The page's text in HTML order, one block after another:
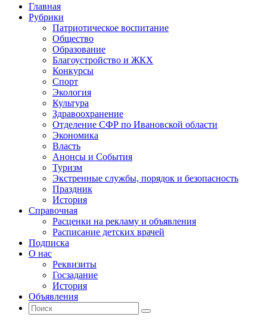
Промотать
содержимому
Главная
Рубрики
Патриотическое воспитание
Общество
Образование
Благоустройство и ЖКХ
Конкурсы
Спорт
Экология
Культура
Здравоохранение
Отделение СФР по Ивановской области
Экономика
Власть
Анонсы и События
Туризм
Экстренные службы, порядок и безопасность
Праздник
История
Справочная
Расценки на рекламу и объявления
Расписание детских врачей
Подписка
О нас
Реквизиты
Госзадание
История
Объявления
Поиск
Искать:
Поиск